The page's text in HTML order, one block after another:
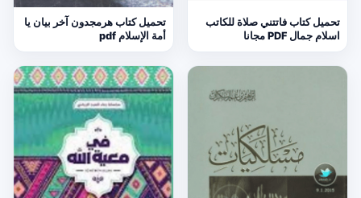
تحميل كتاب فاتتني صلاة للكاتب
اسلام جمال PDF مجانا
تحميل كتاب هرمجدون آخر بيان يا
أمة الإسلام pdf